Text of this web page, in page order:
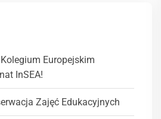
Europejskim
InSEA!
Zajęć Edukacyjnych